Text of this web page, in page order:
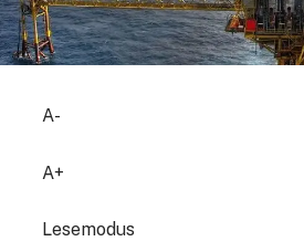
A-
A+
Lesemodus